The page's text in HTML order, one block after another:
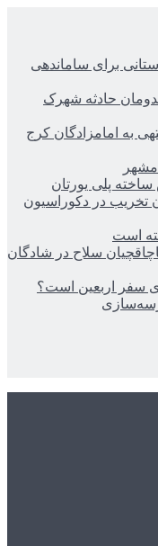
استانی برای ساماندهی
حادثه شهرک
به امامزادگان کرج
ساخته پلی یورتان
تخریب در دکوراسیون
است
سلاح در شادگان
سفر اربعین است؟